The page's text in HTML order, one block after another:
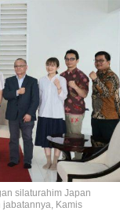
silaturahim Japan
jabatannya, Kamis